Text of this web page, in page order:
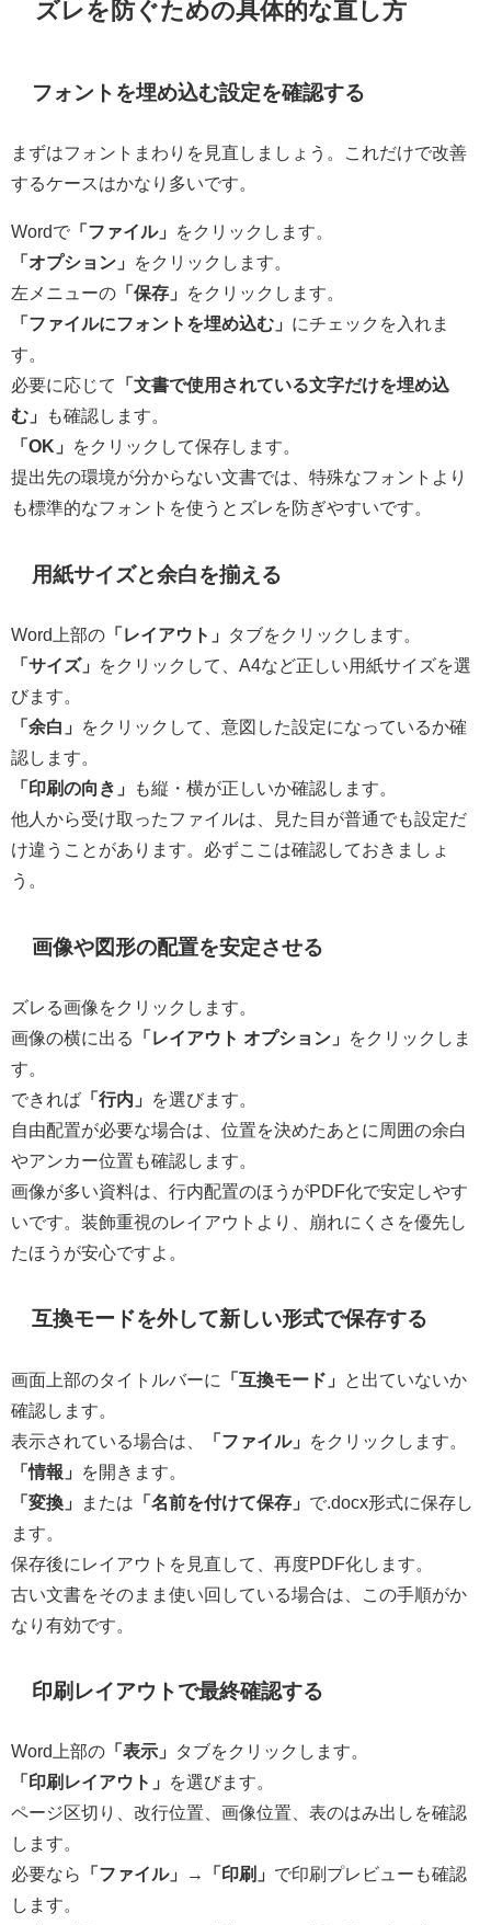
ズレを防ぐための具体的な直し方
フォントを埋め込む設定を確認する
まずはフォントまわりを見直しましょう。これだけで改善
するケースはかなり多いです。
Wordで 「ファイル」
をクリックします。
「オプション」
をクリックします。
左メニューの 「保存」
をクリックします。
「ファイルにフォントを埋め込む」 にチェックを入れま
す。
必要に応じて
「文書で使用されている文字だけを埋め込
む」
も確認します。
「OK」
をクリックして保存します。
提出先の環境が分からない文書では、特殊なフォントより
も標準的なフォントを使うとズレを防ぎやすいです。
用紙サイズと余白を揃える
Word上部の 「レイアウト」
タブをクリックします。
「サイズ」
をクリックして、A4など正しい用紙サイズを選
びます。
「余白」
をクリックして、意図した設定になっているか確
認します。
「印刷の向き」
も縦・横が正しいか確認します。
他人から受け取ったファイルは、見た目が普通でも設定だ
け違うことがあります。必ずここは確認しておきましょ
う。
画像や図形の配置を安定させる
ズレる画像をクリックします。
画像の横に出る
「レイアウト オプション」
をクリックしま
す。
できれば 「行内」
を選びます。
自由配置が必要な場合は、位置を決めたあとに周囲の余白
やアンカー位置も確認します。
画像が多い資料は、行内配置のほうがPDF化で安定しやす
いです。装飾重視のレイアウトより、崩れにくさを優先し
たほうが安心ですよ。
互換モードを外して新しい形式で保存する
画面上部のタイトルバーに 「互換モード」
と出ていないか
確認します。
表示されている場合は、
「ファイル」
をクリックします。
「情報」
を開きます。
「変換」
または 「名前を付けて保存」 で.docx形式に保存し
ます。
保存後にレイアウトを見直して、再度PDF化します。
古い文書をそのまま使い回している場合は、この手順がか
なり有効です。
印刷レイアウトで最終確認する
Word上部の 「表示」
タブをクリックします。
「印刷レイアウト」
を選びます。
ページ区切り、改行位置、画像位置、表のはみ出しを確認
します。
必要なら
「ファイル」 → 「印刷」 で印刷プレビューも確認
します。